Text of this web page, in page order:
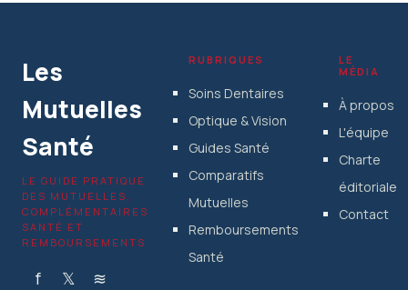
Les
Mutuelles
Santé
LE GUIDE PRATIQUE
DES MUTUELLES,
COMPLÉMENTAIRES
SANTÉ ET
REMBOURSEMENTS
f 𝕏 ≋
RUBRIQUES
Soins Dentaires
Optique & Vision
Guides Santé
Comparatifs
Mutuelles
Remboursements
Santé
LE
MÉDIA
À propos
L'équipe
Charte
éditoriale
Contact